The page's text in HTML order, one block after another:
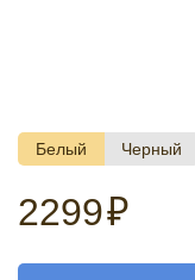
Белый Черный
2299₽